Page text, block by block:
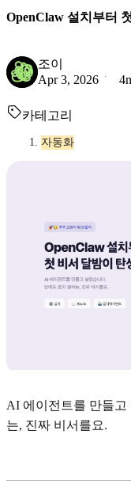
OpenClaw 설치부터
조이
Apr 3, 2026
카테고리
자동화
AI 에이전트를 만들
는, 진짜 비서를요.